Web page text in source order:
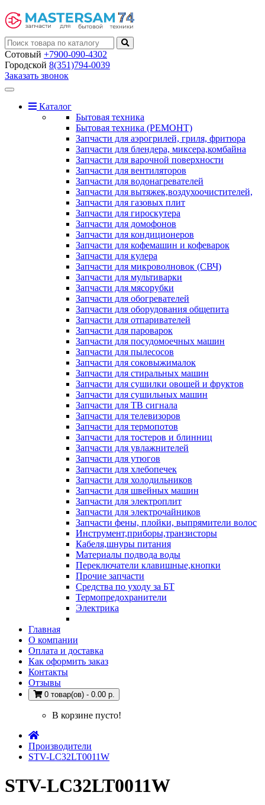
Сотовый +7900-090-4302
Городской 8(351)794-0039
Заказать звонок
Toggle
navigationКаталог
Бытовая техника
Бытовая техника (РЕМОНТ)
Запчасти для аэрогрилей, гриля, фритюра
Запчасти для блендера, миксера,комбайна
Запчасти для варочной поверхности
Запчасти для вентиляторов
Запчасти для водонагревателей
Запчасти для вытяжек,воздухоочистителей,
Запчасти для газовых плит
Запчасти для гироскутера
Запчасти для домофонов
Запчасти для кондиционеров
Запчасти для кофемашин и кофеварок
Запчасти для кулера
Запчасти для микроволновок (СВЧ)
Запчасти для мультиварки
Запчасти для мясорубки
Запчасти для обогревателей
Запчасти для оборудования общепита
Запчасти для отпаривателей
Запчасти для пароварок
Запчасти для посудомоечных машин
Запчасти для пылесосов
Запчасти для соковыжималок
Запчасти для стиральных машин
Запчасти для сушилки овощей и фруктов
Запчасти для сушильных машин
Запчасти для ТВ сигнала
Запчасти для телевизоров
Запчасти для термопотов
Запчасти для тостеров и блинниц
Запчасти для увлажнителей
Запчасти для утюгов
Запчасти для хлебопечек
Запчасти для холодильников
Запчасти для швейных машин
Запчасти для электроплит
Запчасти для электрочайников
Запчасти фены, плойки, выпрямители волос
Инструмент,приборы,транзисторы
Кабеля,шнуры питания
Материалы подвода воды
Переключатели клавишные,кнопки
Прочие запчасти
Средства по уходу за БТ
Термопредохранители
Электрика
Главная
О компании
Оплата и доставка
Как оформить заказ
Контакты
Отзывы
0 товар(ов) - 0.00 р.
В корзине пусто!
Производители
STV-LC32LT0011W
STV-LC32LT0011W